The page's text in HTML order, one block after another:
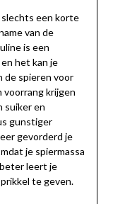
een korte
van de
is een
het kan je
de spieren voor
voorrang krijgen
suiker en
gunstiger
gevorderd je
je spiermassa
leert je
te geven.